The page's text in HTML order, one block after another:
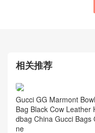
GuccI的包圖片 GuccI
Horsebit 1955黑色馬鞍包
最新升級版